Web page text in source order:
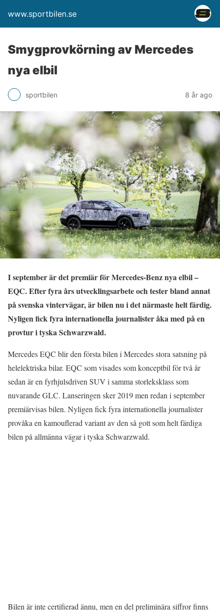
www.sportbilen.se
Smygprovkörning av Mercedes
nya elbil
sportbilen 8 år ago
I september är det premiär för Mercedes-Benz nya elbil –
EQC. Efter fyra års utvecklingsarbete och tester bland annat
på svenska vintervägar, är bilen nu i det närmaste helt färdig.
Nyligen fick fyra internationella journalister åka med på en
provtur i tyska Schwarzwald.
Mercedes EQC blir den första bilen i Mercedes stora satsning på
helelektriska bilar. EQC som visades som konceptbil för två år
sedan är en fyrhjulsdriven SUV i samma storleksklass som
nuvarande GLC. Lanseringen sker 2019 men redan i september
premiärvisas bilen. Nyligen fick fyra internationella journalister
provåka en kamouflerad variant av den så gott som helt färdiga
bilen på allmänna vägar i tyska Schwarzwald.
Bilen är inte certifierad ännu, men en del preliminära siffror finns